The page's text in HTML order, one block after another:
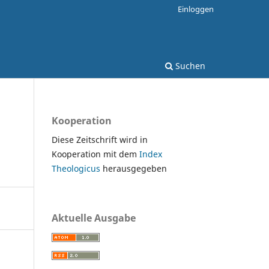
Suchen
Einloggen
Kooperation
Diese Zeitschrift wird in
Kooperation mit dem Index
Theologicus herausgegeben
Aktuelle Ausgabe